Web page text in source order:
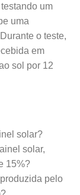
um
uma
o teste,
em
sol por 12
solar?
solar,
15%?
pelo